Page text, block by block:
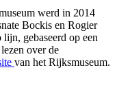
werd in 2014
Bockis en Rogier
gebaseerd op een
over de
van het Rijksmuseum.